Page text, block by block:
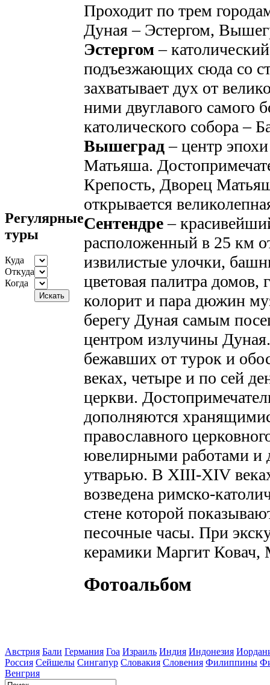
Регулярные
туры
Куда
Откуда
Когда
Проходит по трем
Дуная – Эстергом,
Эстергом–
подъезжающих сюда со
захватывает дух от
ними двуглавого самого
католического собора –
Вышеград– центр
Матьяша.
Крепость, Дворец
открывается
Сентендре–
расположенный в 25 км
извилистые улочки,
цветовая палитра домов,
колорит и пара дюжин
берегу Дуная самым
центром излучины
бежавших от турок и
веках, четыре и по сей
церкви.
дополняются
православного
ювелирными работами и
утварью. В XIII-XIV
возведена римско-
стене которой
песочные часы. При
керамики Маргит Ковач,
Фотоальбом
Австрия Бали Германия Гоа Израиль Индия Индонезия
Россия Сейшелы Сингапур Словакия Словения Филиппины
Венгрия